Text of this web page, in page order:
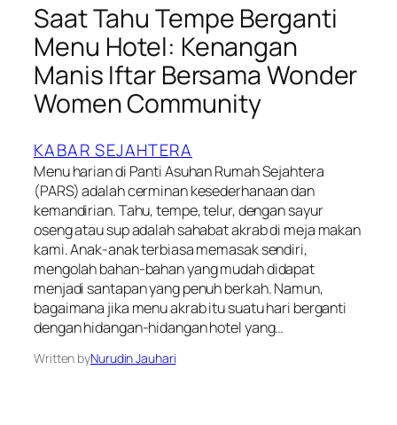
Saat Tahu Tempe Berganti
Menu Hotel: Kenangan
Manis Iftar Bersama Wonder
Women Community
KABAR SEJAHTERA
Menu harian di Panti Asuhan Rumah Sejahtera
(PARS) adalah cerminan kesederhanaan dan
kemandirian. Tahu, tempe, telur, dengan sayur
oseng atau sup adalah sahabat akrab di meja makan
kami. Anak-anak terbiasa memasak sendiri,
mengolah bahan-bahan yang mudah didapat
menjadi santapan yang penuh berkah. Namun,
bagaimana jika menu akrab itu suatu hari berganti
dengan hidangan-hidangan hotel yang…
Written byNurudin Jauhari